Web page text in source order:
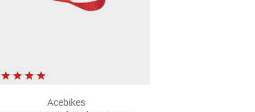
Acebikes